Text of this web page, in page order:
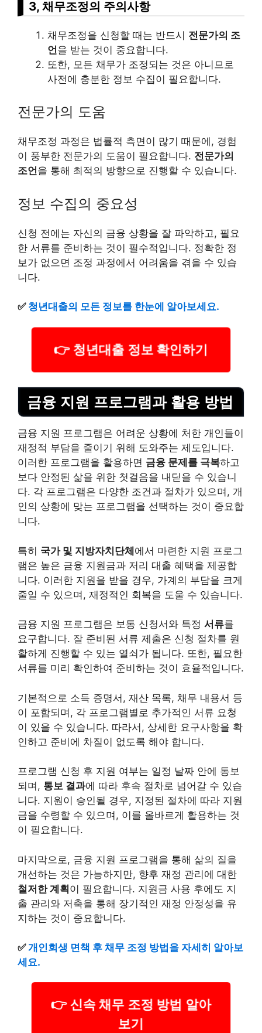
3, 채무조정의 주의사항
채무조정을 신청할 때는 반드시 전문가의 조
언을 받는 것이 중요합니다.
또한, 모든 채무가 조정되는 것은 아니므로
사전에 충분한 정보 수집이 필요합니다.
전문가의 도움
채무조정 과정은 법률적 측면이 많기 때문에, 경험
이 풍부한 전문가의 도움이 필요합니다. 전문가의
조언을 통해 최적의 방향으로 진행할 수 있습니다.
정보 수집의 중요성
신청 전에는 자신의 금융 상황을 잘 파악하고, 필요
한 서류를 준비하는 것이 필수적입니다. 정확한 정
보가 없으면 조정 과정에서 어려움을 겪을 수 있습
니다.
✅ 청년대출의 모든 정보를 한눈에 알아보세요.
👉 청년대출 정보 확인하기
금융 지원 프로그램과 활용 방법
금융 지원 프로그램은 어려운 상황에 처한 개인들이
재정적 부담을 줄이기 위해 도와주는 제도입니다.
이러한 프로그램을 활용하면 금융 문제를 극복하고
보다 안정된 삶을 위한 첫걸음을 내딛을 수 있습니
다. 각 프로그램은 다양한 조건과 절차가 있으며, 개
인의 상황에 맞는 프로그램을 선택하는 것이 중요합
니다.
특히 국가 및 지방자치단체에서 마련한 지원 프로그
램은 높은 금융 지원금과 저리 대출 혜택을 제공합
니다. 이러한 지원을 받을 경우, 가계의 부담을 크게
줄일 수 있으며, 재정적인 회복을 도울 수 있습니다.
금융 지원 프로그램은 보통 신청서와 특정 서류를
요구합니다. 잘 준비된 서류 제출은 신청 절차를 원
활하게 진행할 수 있는 열쇠가 됩니다. 또한, 필요한
서류를 미리 확인하여 준비하는 것이 효율적입니다.
기본적으로 소득 증명서, 재산 목록, 채무 내용서 등
이 포함되며, 각 프로그램별로 추가적인 서류 요청
이 있을 수 있습니다. 따라서, 상세한 요구사항을 확
인하고 준비에 차질이 없도록 해야 합니다.
프로그램 신청 후 지원 여부는 일정 날짜 안에 통보
되며, 통보 결과에 따라 후속 절차로 넘어갈 수 있습
니다. 지원이 승인될 경우, 지정된 절차에 따라 지원
금을 수령할 수 있으며, 이를 올바르게 활용하는 것
이 필요합니다.
마지막으로, 금융 지원 프로그램을 통해 삶의 질을
개선하는 것은 가능하지만, 향후 재정 관리에 대한
철저한 계획이 필요합니다. 지원금 사용 후에도 지
출 관리와 저축을 통해 장기적인 재정 안정성을 유
지하는 것이 중요합니다.
✅개인회생 면책 후 채무 조정 방법을 자세히 알아보
세요.
👉 신속 채무 조정 방법 알아
보기